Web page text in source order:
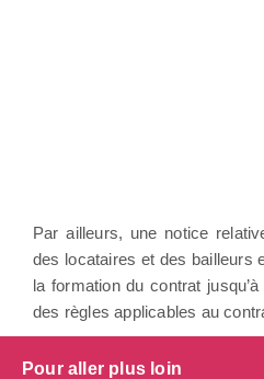
Par ailleurs, une notice
des locataires et des bailleurs
la formation du contrat
des règles applicables au
Pour aller plus loin